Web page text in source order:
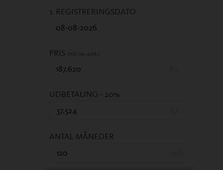
1. REGISTRERINGSDATO
PRIS (Inkl. lev. omk.)
UDBETALING - 20%
ANTAL MÅNEDER